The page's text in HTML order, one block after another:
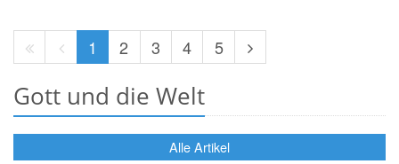
Erste
Seite
Vorherige
Seite
1 2 3 4 5
Nächste
Seite
Gott und die Welt
Alle Artikel